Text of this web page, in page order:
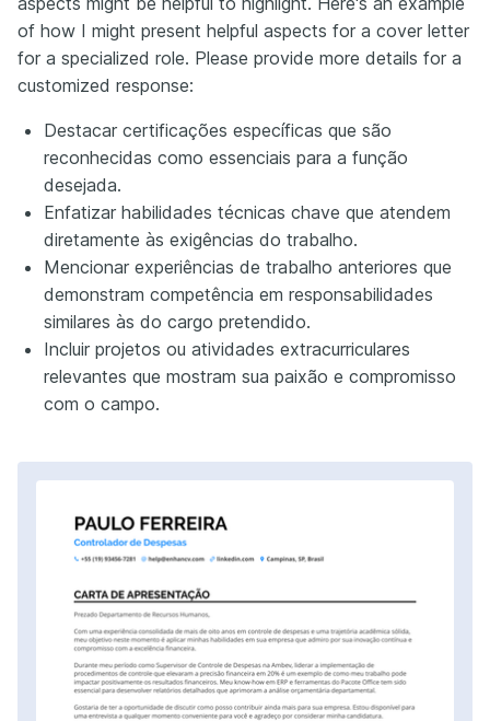
of how I might present helpful aspects for a cover letter
for a specialized role. Please provide more details for a
customized response:
Destacar certificações específicas que são
reconhecidas como essenciais para a função
desejada.
Enfatizar habilidades técnicas chave que atendem
diretamente às exigências do trabalho.
Mencionar experiências de trabalho anteriores que
demonstram competência em responsabilidades
similares às do cargo pretendido.
Incluir projetos ou atividades extracurriculares
relevantes que mostram sua paixão e compromisso
com o campo.